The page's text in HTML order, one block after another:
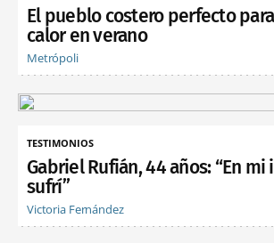
El pueblo costero perfecto
calor en verano
Metrópoli
TESTIMONIOS
Gabriel Rufián, 44 años: “En mi
sufrí”
Victoria Fernández